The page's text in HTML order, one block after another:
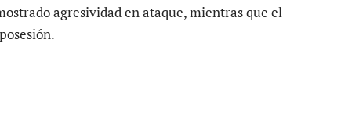
agresividad en ataque, mientras que el